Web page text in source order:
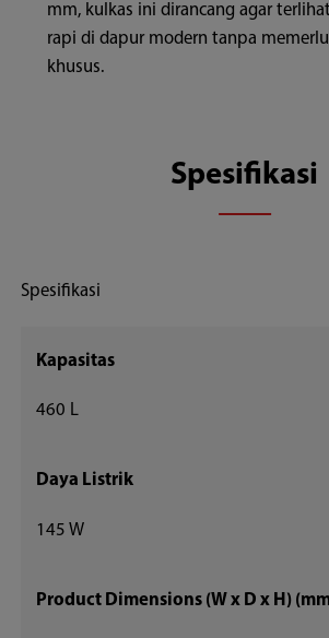
mm, kulkas ini dirancang agar
rapi di dapur modern tanpa
khusus.
Spesifikasi
Spesifikasi
Kapasitas
460 L
Daya Listrik
145 W
Product Dimensions (W x D x H)